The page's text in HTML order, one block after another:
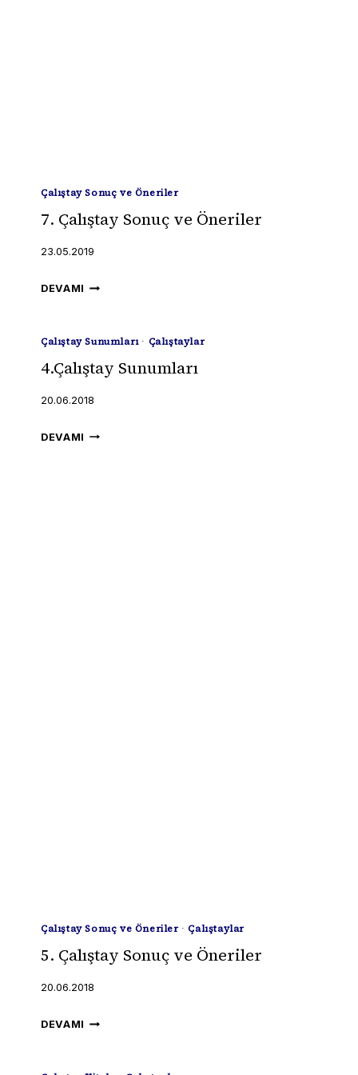
Çalıştay Sonuç ve Öneriler
7. Çalıştay Sonuç ve Öneriler
23.05.2019
DEVAMI
VE
ÖNERILER
Çalıştay Sunumları· Çalıştaylar
4.Çalıştay Sunumları
20.06.2018
DEVAMI 4.ÇALIŞTAY
Çalıştay Sonuç ve Öneriler·Çalıştaylar
5. Çalıştay Sonuç ve Öneriler
20.06.2018
DEVAMI